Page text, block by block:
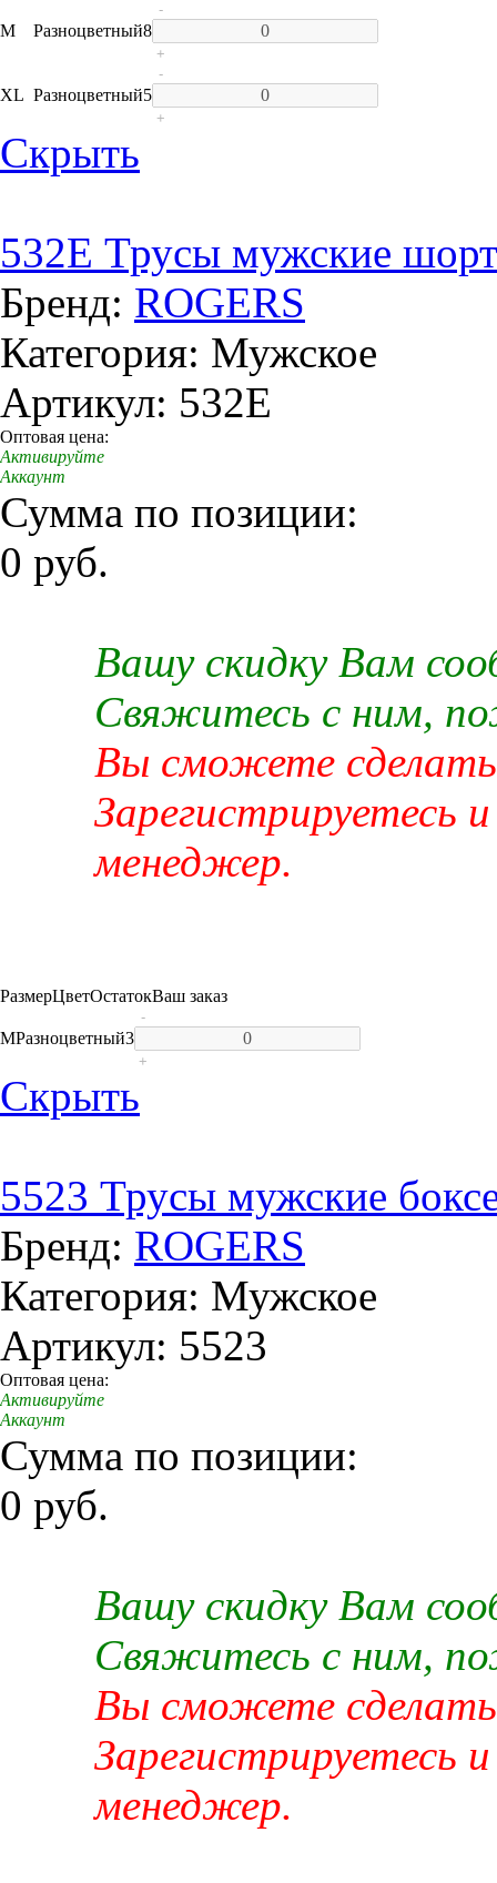
M Разноцветный8
-
+
XL Разноцветный5
-
+
Скрыть
532E Трусы мужские
Бренд: ROGERS
Категория: Мужское
Артикул: 532E
Оптовая цена:
Активируйте
Аккаунт
Сумма по позиции:
0 руб.
Вашу скидку Вам
Свяжитесь с ним,
Вы сможете сделать
Зарегистрируетесь
менеджер.
РазмерЦветОстатокВаш заказ
MРазноцветный3
-
+
Скрыть
5523 Трусы мужские
Бренд: ROGERS
Категория: Мужское
Артикул: 5523
Оптовая цена:
Активируйте
Аккаунт
Сумма по позиции:
0 руб.
Вашу скидку Вам
Свяжитесь с ним,
Вы сможете сделать
Зарегистрируетесь
менеджер.